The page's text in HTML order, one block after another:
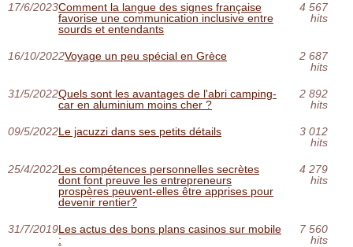
17/6/2023Comment la langue des signes française
favorise une communication inclusive entre
sourds et entendants
4 567
hits
16/10/2022Voyage un peu spécial en Grèce
2 687
hits
31/5/2022Quels sont les avantages de l'abri camping-
car en aluminium moins cher ?
2 892
hits
09/5/2022Le jacuzzi dans ses petits détails
3 012
hits
25/4/2022Les compétences personnelles secrètes
dont font preuve les entrepreneurs
prospères peuvent-elles être apprises pour
devenir rentier?
4 279
hits
31/7/2019Les actus des bons plans casinos sur mobile
:
7 560
hits